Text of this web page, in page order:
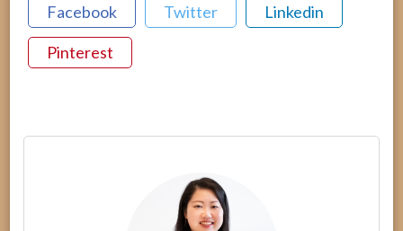
Facebook Twitter Linkedin
Pinterest